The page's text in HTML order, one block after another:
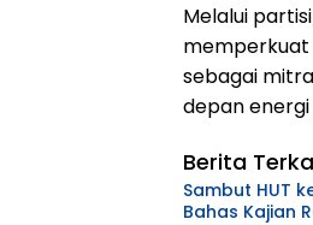
Melalui
memperkuat
sebagai
depan
Berita
Sambut HUT
Bahas Kajian